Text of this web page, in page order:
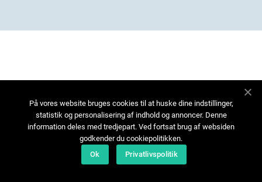
På vores website bruges cookies til at huske dine indstillinger,
statistik og personalisering af indhold og annoncer. Denne
information deles med tredjepart. Ved fortsat brug af websiden
godkender du cookiepolitikken.
Ok
Privatlivspolitik